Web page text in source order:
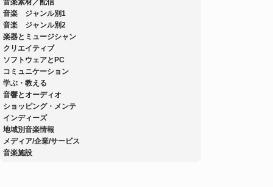
音楽素材／配信
音楽 ジャンル別1
音楽 ジャンル別2
楽器とミュージシャン
クリエイティブ
ソフトウェアとPC
コミュニケーション
学ぶ・教える
音響とオーディオ
ショッピング・メンテ
インディーズ
地域別音楽情報
メディア/企業/サービス
音楽施設